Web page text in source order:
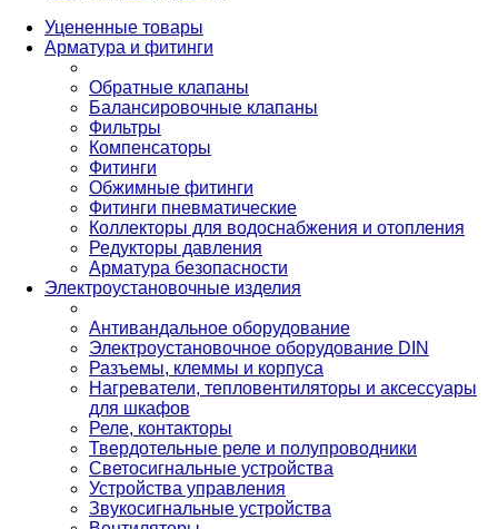
Уцененные товары
Арматура и фитинги
Обратные клапаны
Балансировочные клапаны
Фильтры
Компенсаторы
Фитинги
Обжимные фитинги
Фитинги пневматические
Коллекторы для водоснабжения и отопления
Редукторы давления
Арматура безопасности
Электроустановочные изделия
Антивандальное оборудование
Электроустановочное оборудование DIN
Разъемы, клеммы и корпуса
Нагреватели, тепловентиляторы и аксессуары
для шкафов
Реле, контакторы
Твердотельные реле и полупроводники
Светосигнальные устройства
Устройства управления
Звукосигнальные устройства